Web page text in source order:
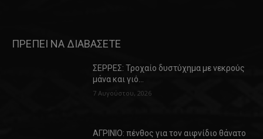
ΠΡΕΠΕΙ ΝΑ ΔΙΑΒΑΣΕΤΕ
ΣΕΡΡΕΣ: Τροχαίο δυστύχημα με νεκρούς
μάνα και γιό…
7 Αυγούστου, 2026
ΑΓΡΙΝΙΟ: πένθος για τον αιφνίδιο θάνατο